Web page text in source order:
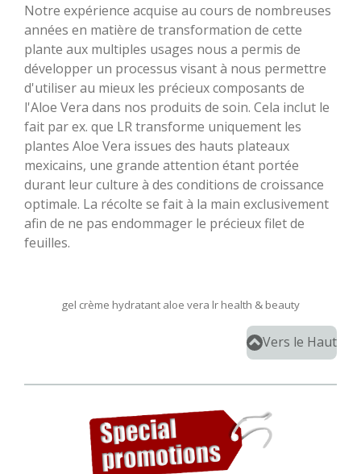
Notre expérience acquise au cours de nombreuses
années en matière de transformation de cette
plante aux multiples usages nous a permis de
développer un processus visant à nous permettre
d'utiliser au mieux les précieux composants de
l'Aloe Vera dans nos produits de soin. Cela inclut le
fait par ex. que LR transforme uniquement les
plantes Aloe Vera issues des hauts plateaux
mexicains, une grande attention étant portée
durant leur culture à des conditions de croissance
optimale. La récolte se fait à la main exclusivement
afin de ne pas endommager le précieux filet de
feuilles.
gel crème hydratant aloe vera lr health & beauty
Vers le Haut